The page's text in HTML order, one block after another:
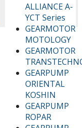
ALLIANCE A-
YCT Series
GEARMOTOR
MOTOLOGY
GEARMOTOR
GEARPUMP
ORIENTAL
KOSHIN
GEARPUMP
ROPAR